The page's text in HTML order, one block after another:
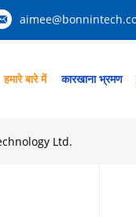
हमारे बारे में कारखाना भ्रमण
Ltd.